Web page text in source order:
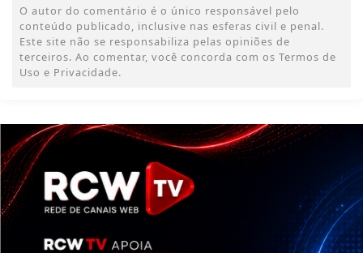
O autor do comentário é o único responsável pelo
conteúdo publicado, inclusive nas esferas civil e penal.
Este site não se responsabiliza pelas opiniões de
terceiros. Ao comentar, você concorda com os Termos de
Uso e Privacidade.